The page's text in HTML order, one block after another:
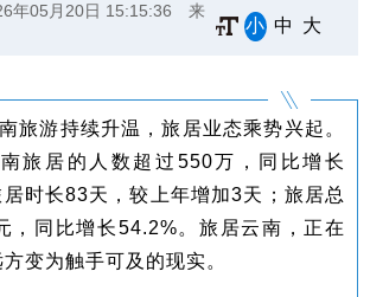
年05月20日 15:15:36
来
小 中 大
旅游持续升温，旅居业态乘势兴起。
旅居的人数超过550万，同比增长
时长83天，较上年增加3天；旅居总
，同比增长54.2%。旅居云南，正在
变为触手可及的现实。